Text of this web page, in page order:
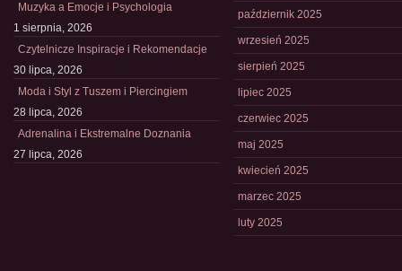
Muzyka a Emocje i Psychologia
1 sierpnia, 2026
Czytelnicze Inspiracje i Rekomendacje
30 lipca, 2026
Moda i Styl z Tuszem i Piercingiem
28 lipca, 2026
Adrenalina i Ekstremalne Doznania
27 lipca, 2026
październik 2025
wrzesień 2025
sierpień 2025
lipiec 2025
czerwiec 2025
maj 2025
kwiecień 2025
marzec 2025
luty 2025